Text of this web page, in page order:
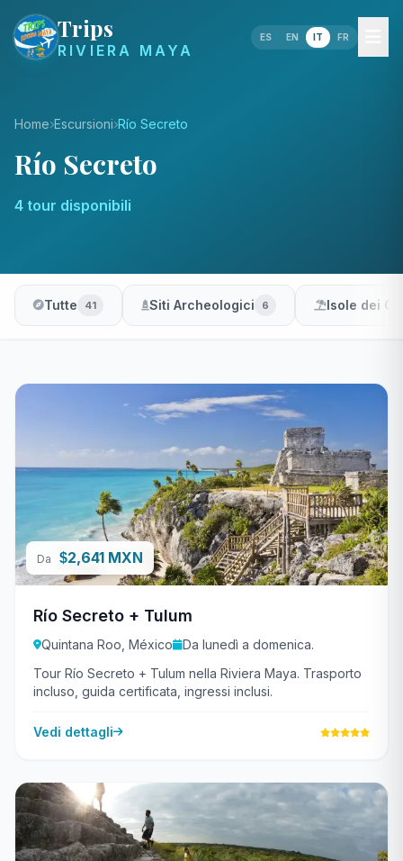
Trips
RIVIERA MAYA
ES EN IT FR
Home Escursioni Río Secreto
Río Secreto
4 tour disponibili
Tutte 41 Siti Archeologici 6 Isole dei
Da $2,641 MXN
Río Secreto + Tulum
Quintana Roo, México
Da lunedì a domenica.
Tour Río Secreto + Tulum nella Riviera Maya. Trasporto
incluso, guida certificata, ingressi inclusi.
Vedi dettagli